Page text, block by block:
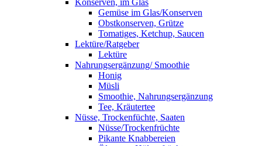
Konserven, im Glas
Gemüse im Glas/Konserven
Obstkonserven, Grütze
Tomatiges, Ketchup, Saucen
Lektüre/Ratgeber
Lektüre
Nahrungsergänzung/ Smoothie
Honig
Müsli
Smoothie, Nahrungsergänzung
Tee, Kräutertee
Nüsse, Trockenfüchte, Saaten
Nüsse/Trockenfrüchte
Pikante Knabbereien